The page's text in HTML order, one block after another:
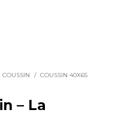
COUSSIN / COUSSIN 40X65
– La